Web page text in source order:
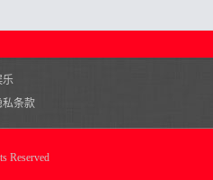
乐
私条款
Reserved